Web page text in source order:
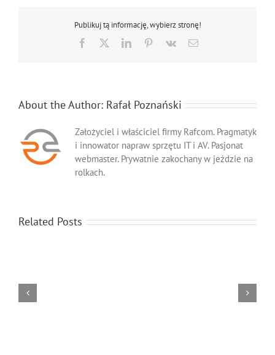
Publikuj tą informację, wybierz stronę!
Facebook LinkedInPinterest
Vk Email
About the Author: Rafał Poznański
Założyciel i właściciel firmy Rafcom. Pragmatyk
i innowator napraw sprzętu IT i AV. Pasjonat
webmaster. Prywatnie zakochany w jeździe na
rolkach.
Related Posts